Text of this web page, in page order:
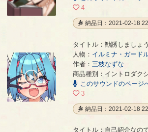
4
納品日：2021-02-18
勧誘しましょう！ - 三枝なずな
タイトル：勧誘しましょ
人物： イルミナ・ガード
作者： 三枝なずな
商品種別：イントロダク
このサウンドのページ
3
納品日：2021-02-18
タイトル：自己紹介なの